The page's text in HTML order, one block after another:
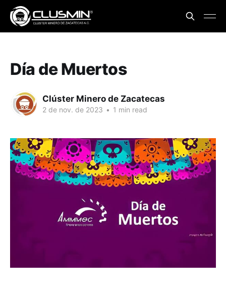
Día de Muertos
Clúster Minero de Zacatecas
2 de nov. de 2023 • 1 min read